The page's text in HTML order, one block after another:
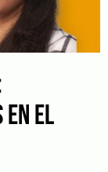
EN EL